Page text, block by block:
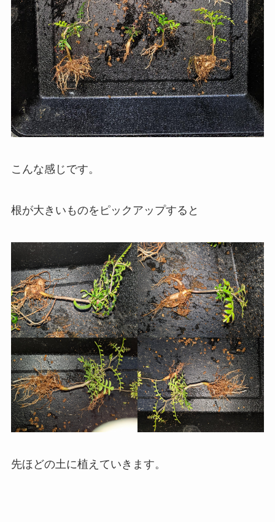
こんな感じです。
根が大きいものをピックアップすると
先ほどの土に植えていきます。